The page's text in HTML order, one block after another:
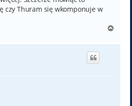
czy Thuram się wkomponuje w
g